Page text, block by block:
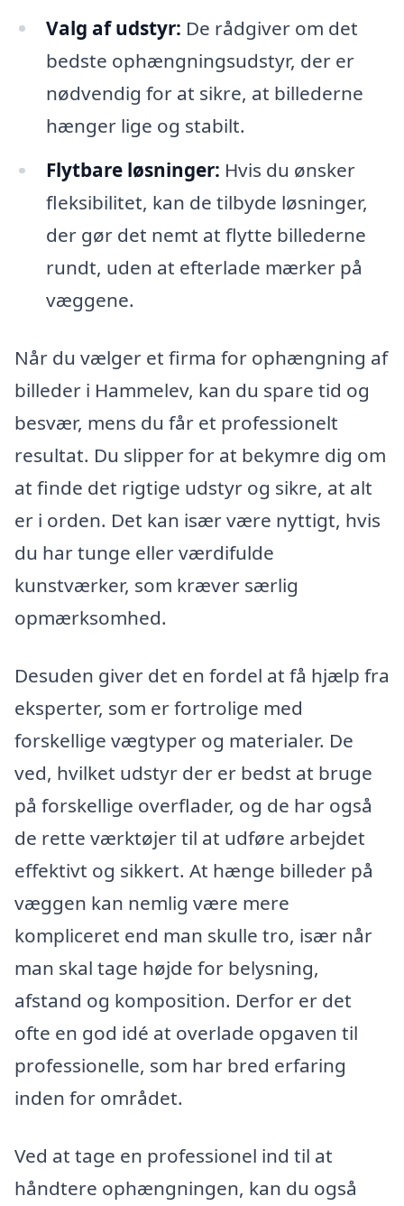
Valg af udstyr: De rådgiver om det
bedste ophængningsudstyr, der er
nødvendig for at sikre, at billederne
hænger lige og stabilt.
Flytbare løsninger: Hvis du ønsker
fleksibilitet, kan de tilbyde løsninger,
der gør det nemt at flytte billederne
rundt, uden at efterlade mærker på
væggene.
Når du vælger et firma for ophængning af
billeder i Hammelev, kan du spare tid og
besvær, mens du får et professionelt
resultat. Du slipper for at bekymre dig om
at finde det rigtige udstyr og sikre, at alt
er i orden. Det kan især være nyttigt, hvis
du har tunge eller værdifulde
kunstværker, som kræver særlig
opmærksomhed.
Desuden giver det en fordel at få hjælp fra
eksperter, som er fortrolige med
forskellige vægtyper og materialer. De
ved, hvilket udstyr der er bedst at bruge
på forskellige overflader, og de har også
de rette værktøjer til at udføre arbejdet
effektivt og sikkert. At hænge billeder på
væggen kan nemlig være mere
kompliceret end man skulle tro, især når
man skal tage højde for belysning,
afstand og komposition. Derfor er det
ofte en god idé at overlade opgaven til
professionelle, som har bred erfaring
inden for området.
Ved at tage en professionel ind til at
håndtere ophængningen, kan du også